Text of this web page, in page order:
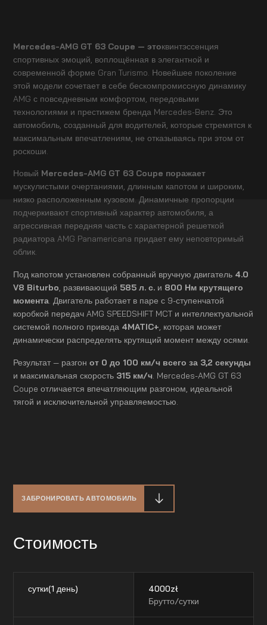
Mercedes-AMG GT 63 Coupe — этоквинтэссенция
спортивных эмоций, воплощённая в элегантной и
современной форме Gran Turismo. Новейшее поколение
этой модели сочетает в себе бескомпромиссную динамику
AMG с повседневным комфортом, передовыми
технологиями и престижем бренда Mercedes-Benz. Это
автомобиль, созданный для водителей, которые стремятся к
максимальным впечатлениям, не отказываясь при этом от
роскоши.
Новый Mercedes-AMG GT 63 Coupe поражает
мускулистыми очертаниями, длинным капотом и широким,
низко расположенным кузовом. Динамичные пропорции
подчеркивают спортивный характер автомобиля, а
агрессивная передняя часть с характерной решеткой
радиатора AMG Panamericana придает ему неповторимый
облик.
Под капотом установлен собранный вручную двигатель 4.0
V8 Biturbo , развивающий 585 л. с. и 800 Нм крутящего
момента . Двигатель работает в паре с 9-ступенчатой
коробкой передач AMG SPEEDSHIFT MCT и интеллектуальной
системой полного привода 4MATIC+ , которая может
динамически распределять крутящий момент между осями.
Результат — разгонот 0 до 100 км/ч всего за 3,2 секунды
и максимальная скорость 315 км/ч . Mercedes-AMG GT 63
Coupe отличается впечатляющим разгоном, идеальной
тягой и исключительной управляемостью.
ЗАБРОНИРОВАТЬ АВТОМОБИЛЬ
Стоимость
сутки(1 день) 4000zł
Брутто/сутки